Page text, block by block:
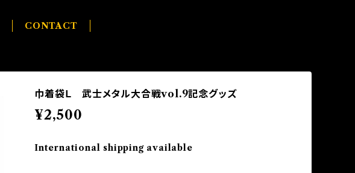
CONTACT
巾着袋Ｌ 武士メタル大合戦vol.9記念グッズ
¥2,500
International shipping available